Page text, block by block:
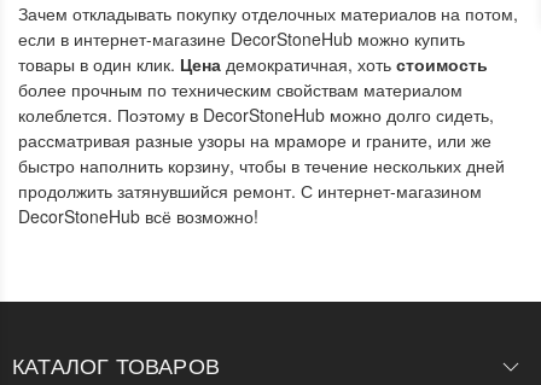
Зачем откладывать покупку отделочных материалов на потом,
если в интернет-магазине DecorStoneHub можно купить
товары в один клик. Цена демократичная, хоть стоимость
более прочным по техническим свойствам материалом
колеблется. Поэтому в DecorStoneHub можно долго сидеть,
рассматривая разные узоры на мраморе и граните, или же
быстро наполнить корзину, чтобы в течение нескольких дней
продолжить затянувшийся ремонт. С интернет-магазином
DecorStoneHub всё возможно!
КАТАЛОГ ТОВАРОВ